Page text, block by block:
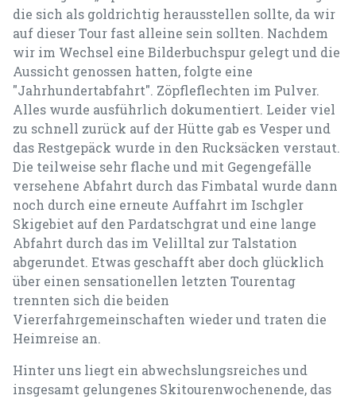
die sich als goldrichtig herausstellen sollte, da wir
auf dieser Tour fast alleine sein sollten. Nachdem
wir im Wechsel eine Bilderbuchspur gelegt und die
Aussicht genossen hatten, folgte eine
"Jahrhundertabfahrt". Zöpfleflechten im Pulver.
Alles wurde ausführlich dokumentiert. Leider viel
zu schnell zurück auf der Hütte gab es Vesper und
das Restgepäck wurde in den Rucksäcken verstaut.
Die teilweise sehr flache und mit Gegengefälle
versehene Abfahrt durch das Fimbatal wurde dann
noch durch eine erneute Auffahrt im Ischgler
Skigebiet auf den Pardatschgrat und eine lange
Abfahrt durch das im Velilltal zur Talstation
abgerundet. Etwas geschafft aber doch glücklich
über einen sensationellen letzten Tourentag
trennten sich die beiden
Viererfahrgemeinschaften wieder und traten die
Heimreise an.
Hinter uns liegt ein abwechslungsreiches und
insgesamt gelungenes Skitourenwochenende, das